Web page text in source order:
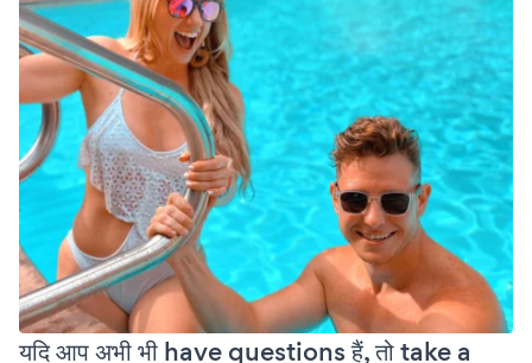
यदि आप अभी भी have questions हैं, तो take a